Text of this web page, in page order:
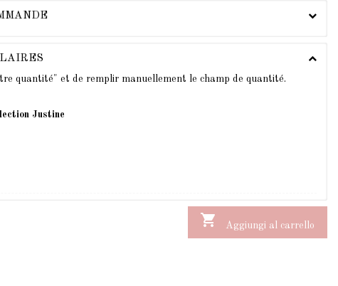
quantité" et de remplir manuellement le champ de quantité.
Justine
 Aggiungi al carrello